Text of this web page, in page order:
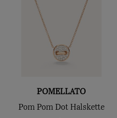
POMELLATO
Pom Pom Dot Halskette